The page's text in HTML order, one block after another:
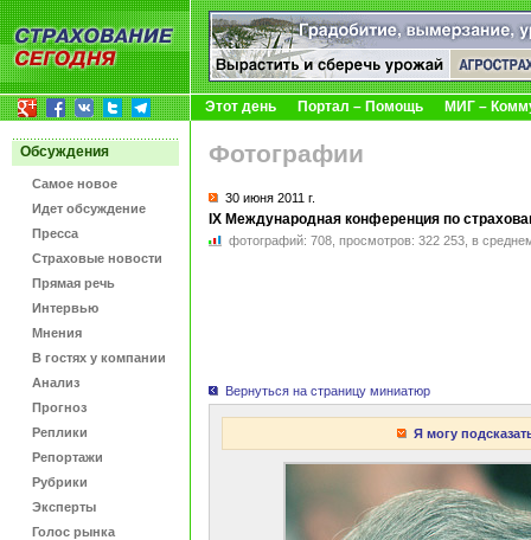
Этот день Портал – Помощь МИГ –
Обсуждения
Самое новое
Идет обсуждение
Пресса
Страховые новости
Прямая речь
Интервью
Мнения
В гостях у компании
Анализ
Прогноз
Реплики
Репортажи
Рубрики
Эксперты
Голос рынка
Фотографии
30 июня 2011 г.
IX Международная конференция по
фотографий: 708 просмотров: 322 253 в
Вернуться на страницу миниатюр
Я могу